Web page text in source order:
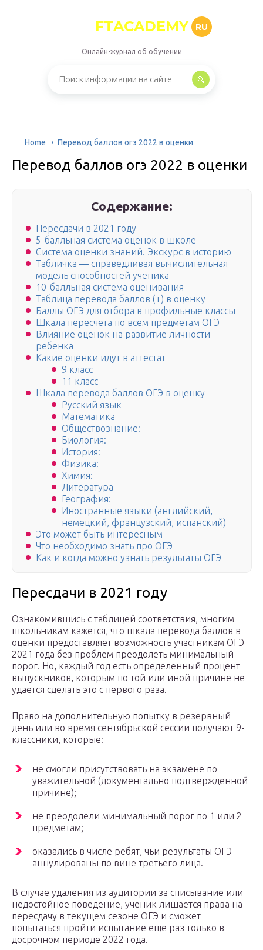
FTACADEMY RU
Онлайн-журнал об обучении
Home Перевод баллов огэ 2022 в оценки
Перевод баллов огэ 2022 в оценки
Содержание:
Пересдачи в 2021 году
5-балльная система оценок в школе
Система оценки знаний. Экскурс в историю
Табличка — справедливая вычислительная
модель способностей ученика
10-балльная система оценивания
Таблица перевода баллов (+) в оценку
Баллы ОГЭ для отбора в профильные классы
Шкала пересчета по всем предметам ОГЭ
Влияние оценок на развитие личности
ребенка
Какие оценки идут в аттестат
9 класс
11 класс
Шкала перевода баллов ОГЭ в оценку
Русский язык
Математика
Обществознание:
Биология:
История:
Физика:
Химия:
Литература
География:
Иностранные языки (английский,
немецкий, французский, испанский)
Это может быть интересным
Что необходимо знать про ОГЭ
Как и когда можно узнать результаты ОГЭ
Пересдачи в 2021 году
Ознакомившись с таблицей соответствия, многим
школьникам кажется, что шкала перевода баллов в
оценки предоставляет возможность участникам ОГЭ
2021 года без проблем преодолеть минимальный
порог. Но, каждый год есть определенный процент
выпускников, которым по той или иной причине не
удается сделать это с первого раза.
Право на дополнительную попытку в резервный
день или во время сентябрьской сессии получают 9-
классники, которые:
не смогли присутствовать на экзамене по
уважительной (документально подтвержденной
причине);
не преодолели минимальный порог по 1 или 2
предметам;
оказались в числе ребят, чьи результаты ОГЭ
аннулированы по вине третьего лица.
В случае удаления из аудитории за списывание или
недостойное поведение, ученик лишается права на
пересдачу в текущем сезоне ОГЭ и сможет
попытаться пройти испытание еще раз только в
досрочном периоде 2022 года.